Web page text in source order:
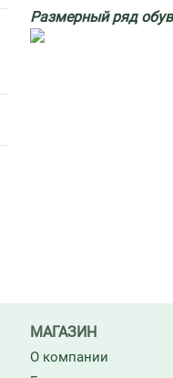
Размерный ряд
МАГАЗИН
О компании